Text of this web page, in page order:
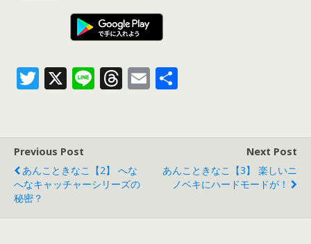
T
er
X Li T
d
s
E
Previous Post
あんこときなこ【2】 へな
へなキャッチャーシリーズの
秘密？
Next Post
あんこときなこ【3】 楽しいニ
ノベキにハードモードが！